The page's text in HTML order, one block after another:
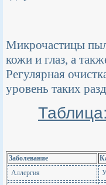
Микрочастицы
кожи и глаз, а
Регулярная
уровень таких
Заболевание
Аллергия